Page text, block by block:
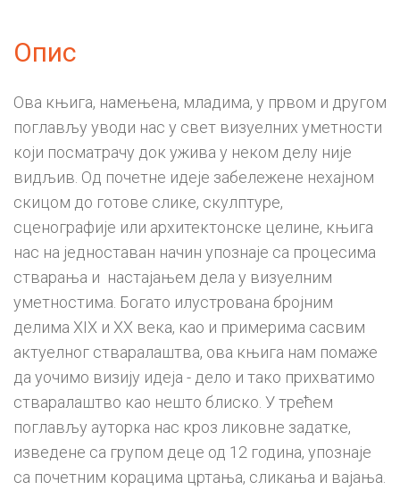
Опис
Ова књига, намењена, младима, у првом и другом
поглављу уводи нас у свет визуелних уметности
који посматрачу док ужива у неком делу није
видљив. Од почетне идеје забележене нехајном
скицом до готове слике, скулптуре,
сценографије или архитектонске целине, књига
нас на једноставан начин упознаје са процесима
стварања и настајањем дела у визуелним
уметностима. Богато илустрована бројним
делима XIX и XX века, као и примерима сасвим
актуелног стваралаштва, ова књига нам помаже
да уочимо визију идеја - дело и тако прихватимо
стваралаштво као нешто блиско. У трећем
поглављу ауторка нас кроз ликовне задатке,
изведене са групом деце од 12 година, упознаје
са почетним корацима цртања, сликања и вајања.